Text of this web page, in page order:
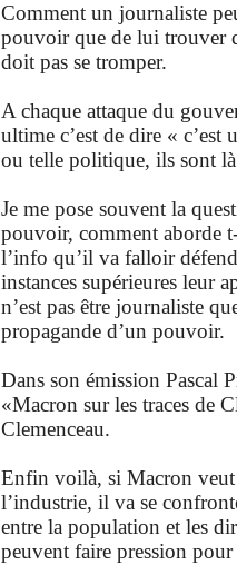
Comment un journaliste
pouvoir que de lui trouver
doit pas se tromper.
A chaque attaque du
ultime c’est de dire «
ou telle politique, ils sont
Je me pose souvent la
pouvoir, comment aborde
l’info qu’il va falloir
instances supérieures leur
n’est pas être journaliste
propagande d’un pouvoir.
Dans son émission Pascal
«Macron sur les traces de
Clemenceau.
Enfin voilà, si Macron veut
l’industrie, il va se
entre la population et les
peuvent faire pression